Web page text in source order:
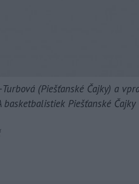
(Piešťanské Čajky) a
basketbalistiek Piešťanské